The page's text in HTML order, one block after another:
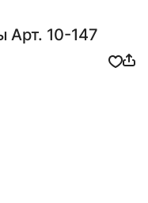
Арт. 10-147